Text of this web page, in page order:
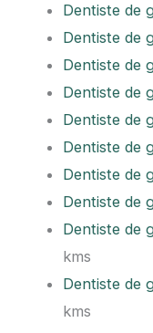
Dentiste de
Dentiste de
Dentiste de
Dentiste de
Dentiste de
Dentiste de
Dentiste de
Dentiste de
Dentiste de
kms
Dentiste de
kms